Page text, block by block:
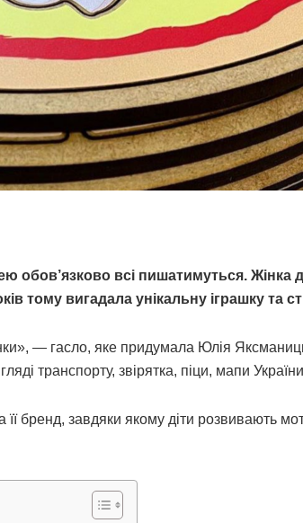
обов’язково всі пишатимуться. Жінка
тому вигадала унікальну іграшку та
— гасло, яке придумала Юлія
транспорту, звірятка, піци, мапи
бренд, завдяки якому діти розвивають